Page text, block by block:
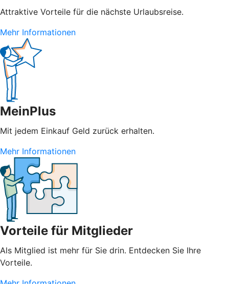
Attraktive Vorteile für die nächste Urlaubsreise.
Mehr Informationen
MeinPlus
Mit jedem Einkauf Geld zurück erhalten.
Mehr Informationen
Vorteile für Mitglieder
Als Mitglied ist mehr für Sie drin. Entdecken Sie Ihre
Vorteile.